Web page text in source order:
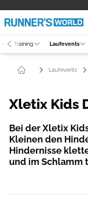
Training Laufevents
Laufevents
Xletix Kids
Bei der Xletix
Kleinen den
Hindernisse
und im Schlamm